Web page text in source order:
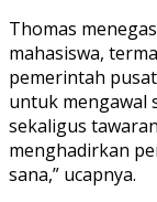
Thomas
mahasiswa,
pemerintah
untuk mengawal
sekaligus
menghadirkan
sana,” ucapnya.